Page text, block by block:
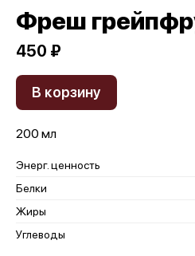
Фреш
450 ₽
В корзину
200 мл
Энерг. ценность
Белки
Жиры
Углеводы